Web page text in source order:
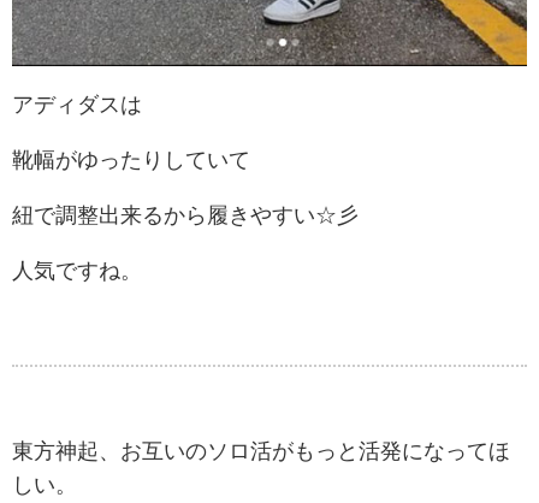
アディダスは
靴幅がゆったりしていて
紐で調整出来るから履きやすい☆彡
人気ですね。
東方神起、お互いのソロ活がもっと活発になってほ
しい。